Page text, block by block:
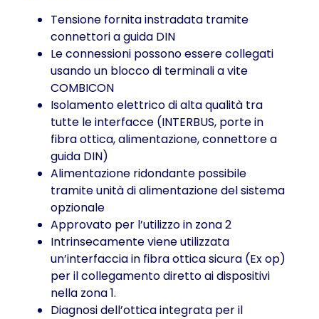
Tensione fornita instradata tramite
connettori a guida DIN
Le connessioni possono essere collegati
usando un blocco di terminali a vite
COMBICON
Isolamento elettrico di alta qualità tra
tutte le interfacce (INTERBUS, porte in
fibra ottica, alimentazione, connettore a
guida DIN)
Alimentazione ridondante possibile
tramite unità di alimentazione del sistema
opzionale
Approvato per l’utilizzo in zona 2
Intrinsecamente viene utilizzata
un’interfaccia in fibra ottica sicura (Ex op)
per il collegamento diretto ai dispositivi
nella zona 1.
Diagnosi dell’ottica integrata per il